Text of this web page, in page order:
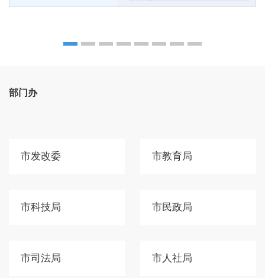
部门办
市发改委 市教育局
市科技局 市民政局
市司法局 市人社局